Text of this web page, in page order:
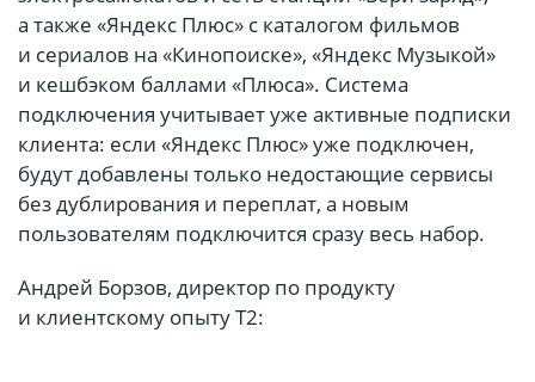
а также «Яндекс Плюс» с каталогом фильмов
и сериалов на «Кинопоиске», «Яндекс Музыкой»
и кешбэком баллами «Плюса». Система
подключения учитывает уже активные подписки
клиента: если «Яндекс Плюс» уже подключен,
будут добавлены только недостающие сервисы
без дублирования и переплат, а новым
пользователям подключится сразу весь набор.
Андрей Борзов, директор по продукту
и клиентскому опыту T2: